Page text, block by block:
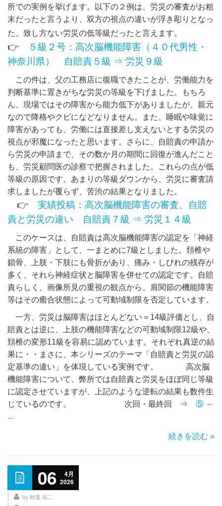
所での実例を挙げます。以下の２例は、労災の審査がお粗
末だったと言うより、双方の視点の違いが浮き彫りとなっ
た、致し方ない労災の低等級だったと言えます。
👉
５級２号：高次脳機能障害（４０代男性・
神奈川県） 自賠責５級 ⇒ 労災９級
この件は、父の工務店に復職できたことが、労働能力を
判断基準に置きがちな労災の等級を下げました。もちろ
ん、現場ではその障害から能力低下がありましたが、親元
なので降格やクビになどなりません。また、睡眠や味覚に
障害があっても、労働には直接差し支えないとする労災の
視点が邪魔になったと思います。さらに、自賠責の申請か
ら労災の申請まで、その数か月の期間に回復が進んだこと
も、労災顧問医の診察で把握されました。これらの点が低
等級の原因です。あまりの等級ダウンから、労災に審査請
求しましたが覆らず、苦渋の結果となりました。
👉 実績投稿：高次脳機能障害の審査、自賠
責と労災の違い 自賠責７級 ⇒ 労災１４級
このケースは、自賠責は高次脳機能障害の認定を「神経
系統の障害」として、一まとめに7級としました。頚椎や
鎖骨、上肢・下肢にも骨折があり、痛み・しびれの残存が
多く、それら神経症状と脳障害を併せての認定です。自賠
責らしく、画像所見の重視の観点から、肩関節の機能障害
等はその癒合状態によって可動域制限を否定しています。
一方、労災は脳障害はほとんどない＝14級評価とし、自
賠責とは逆に、上肢の機能障害などの可動域制限12級や、
頚椎の変形11級を容易に認めています。それぞれ真逆の結
果に・・まさに、本シリーズのテーマ「自賠責と労災の認
定基準の違い」を体現している実例です。 高次脳
機能障害について、弊所では自賠責と労災をほぼ同じ等級
に認定させていますが、上記のような逆転の結果も数件生
じているのです。 次回・最終回 ⇒ ⑤ ～
...
続きを読む »
06
4月
2026
by 秋葉 祐二